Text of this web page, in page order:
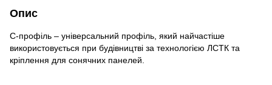
Опис
С-профіль – універсальний профіль, який найчастіше
використовується при будівництві за технологією ЛСТК та
кріплення для сонячних панелей.